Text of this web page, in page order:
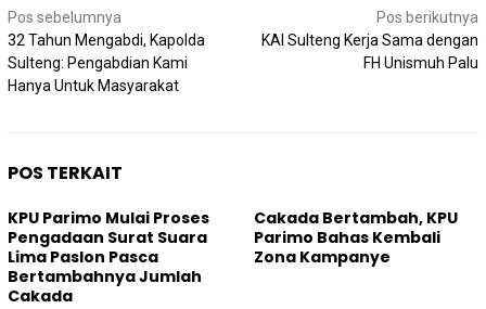
Navigasi
pos
Pos sebelumnya
32 Tahun Mengabdi, Kapolda
Sulteng: Pengabdian Kami
Hanya Untuk Masyarakat
Pos berikutnya
KAI Sulteng Kerja Sama dengan
FH Unismuh Palu
POS TERKAIT
KPU Parimo Mulai Proses
Pengadaan Surat Suara
Lima Paslon Pasca
Bertambahnya Jumlah
Cakada
Cakada Bertambah, KPU
Parimo Bahas Kembali
Zona Kampanye